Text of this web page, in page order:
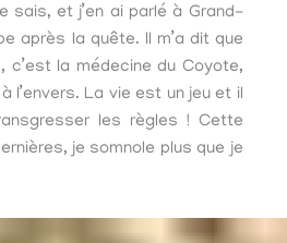
sais, et j’en ai parlé à Grand-
après la quête. Il m’a dit que
c’est la médecine du Coyote,
l’envers. La vie est un jeu et il
les règles ! Cette
je somnole plus que je